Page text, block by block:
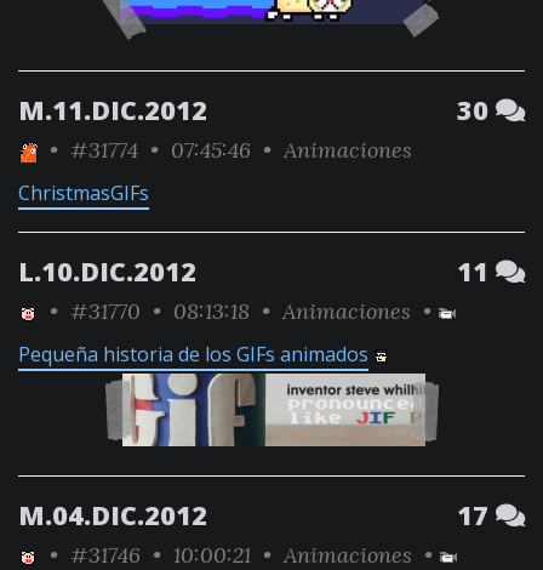
M.11.DIC.2012 30
• #31774 • 07:45:46 • Animaciones
ChristmasGIFs
L.10.DIC.2012 11
• #31770 • 08:13:18 • Animaciones •
Pequeña historia de los GIFs animados
M.04.DIC.2012 17
• #31746 • 10:00:21 • Animaciones •